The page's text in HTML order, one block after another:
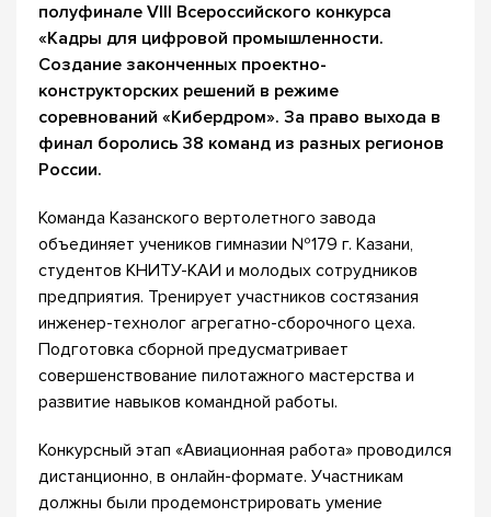
полуфинале VIII Всероссийского конкурса
«Кадры для цифровой промышленности.
Создание законченных проектно-
конструкторских решений в режиме
соревнований «Кибердром». За право выхода в
финал боролись 38 команд из разных регионов
России.
Команда Казанского вертолетного завода
объединяет учеников гимназии №179 г. Казани,
студентов КНИТУ-КАИ и молодых сотрудников
предприятия. Тренирует участников состязания
инженер-технолог агрегатно-сборочного цеха.
Подготовка сборной предусматривает
совершенствование пилотажного мастерства и
развитие навыков командной работы.
Конкурсный этап «Авиационная работа» проводился
дистанционно, в онлайн-формате. Участникам
должны были продемонстрировать умение